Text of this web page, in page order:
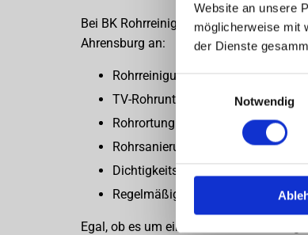
Website an unsere
möglicherweise mit
der Dienste
Einwilligungsauswahl
Notwendig
Bei BK Rohrreinigung bieten wir Ihnen
Ahrensburg an:
Rohrreinigung
TV-Rohruntersuchungen
Rohrortung
Rohrsanierung
Dichtigkeitsprüfung
Regelmäßige Wartung
Egal, ob es um eine einfache